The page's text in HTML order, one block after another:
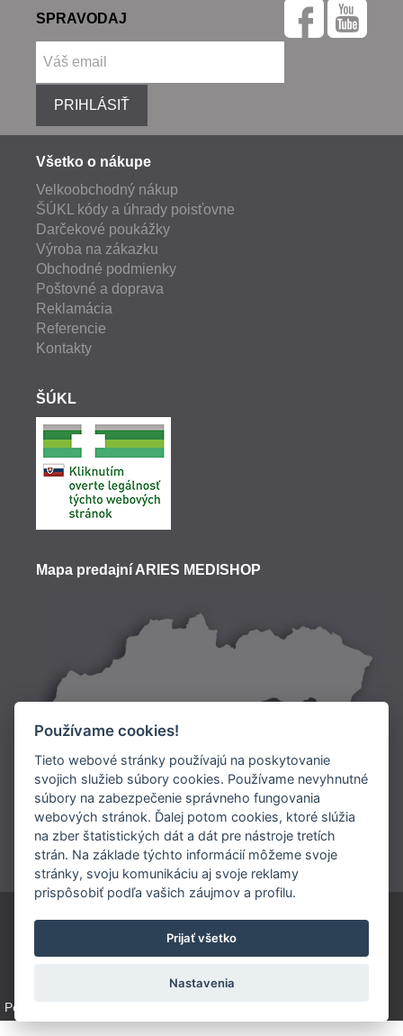
SPRAVODAJ
PRIHLÁSIŤ
Všetko o nákupe
Velkoobchodný nákup
ŠÚKL kódy a úhrady poisťovne
Darčekové poukážky
Výroba na zákazku
Obchodné podmienky
Poštovné a doprava
Reklamácia
Referencie
Kontakty
ŠÚKL
Mapa predajní ARIES MEDISHOP
Doprava:
Platba:
ARIES SLOVAKIA s.r.o.
0902 948 245
Poučenie o spracovaní osobných údajov na marketingové účely
Nastavení cookies
Používame cookies!
Tieto webové stránky používajú na poskytovanie
svojich služieb súbory cookies. Používame nevyhnutné
súbory na zabezpečenie správneho fungovania
webových stránok. Ďalej potom cookies, ktoré slúžia
na zber štatistických dát a dát pre nástroje tretích
strán. Na základe týchto informácií môžeme svoje
stránky, svoju komunikáciu aj svoje reklamy
prispôsobiť podľa vašich záujmov a profilu.
Prijať všetko
Nastavenia